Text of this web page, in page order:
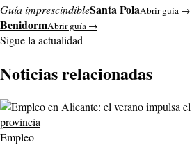
Guía imprescindibleSanta PolaAbrir guía →
BenidormAbrir guía →
Sigue la actualidad
Noticias relacionadas
Empleo